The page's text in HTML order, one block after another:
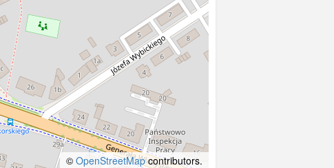
© OpenStreetMapcontributors.